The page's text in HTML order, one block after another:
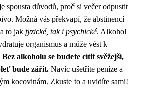
spousta důvodů, proč si večer odpustit
Možná vás překvapí, že abstinencí
to jak fyzické, tak i psychické. Alkohol
organismus a může vést k
Bez alkoholu se budete cítit svěžejší,
bude zářit. Navíc ušetříte peníze a
kocovinám. Zkuste to a uvidíte sami!